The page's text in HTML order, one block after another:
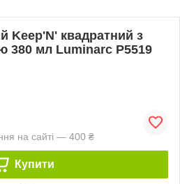
Keep'N' квадратний з
380 мл Luminarc P5519
на сайті — 400 ₴
Купити